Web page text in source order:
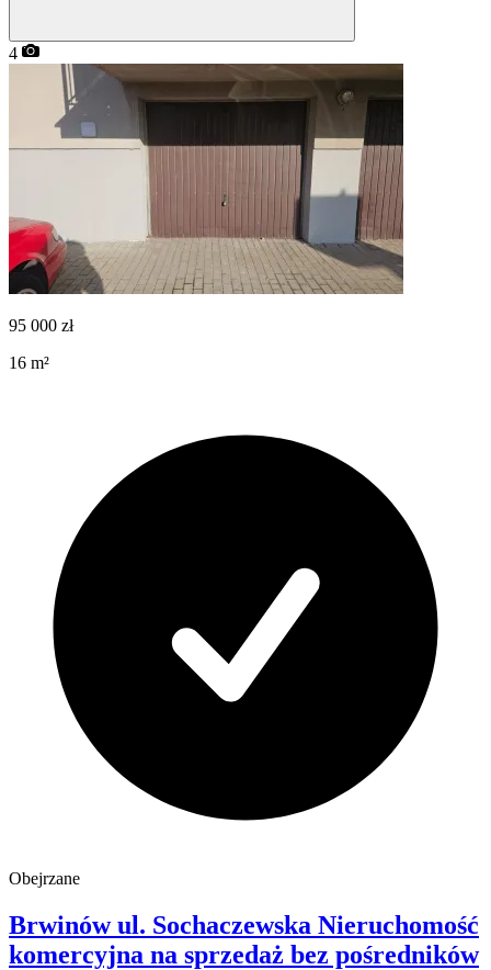
4
95 000 zł
16 m²
Obejrzane
Brwinówul. Sochaczewska Nieruchomość
komercyjna na sprzedaż bez pośredników